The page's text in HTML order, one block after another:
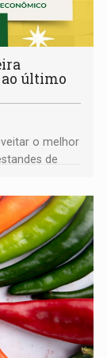
ao último
o melhor
de